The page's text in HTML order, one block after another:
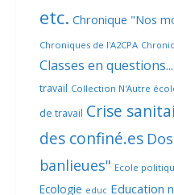
etc. Chronique "Nos
Chroniques de l'A2CPA
Classes en
travail Collection N'Autre
de travail Crise
des confiné.es
banlieues" Ecole
Ecologie educ Education